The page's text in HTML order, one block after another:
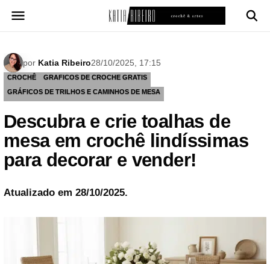
para
por Katia Ribeiro28/10/2025, 17:15
CROCHÊ
GRAFICOS DE CROCHE GRATIS
GRÁFICOS DE TRILHOS E CAMINHOS DE MESA
Descubra e crie toalhas de
mesa em crochê lindíssimas
para decorar e vender!
Atualizado em 28/10/2025.